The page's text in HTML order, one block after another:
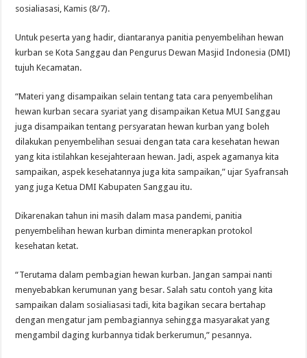
sosialiasasi, Kamis (8/7).
Untuk peserta yang hadir, diantaranya panitia penyembelihan hewan
kurban se Kota Sanggau dan Pengurus Dewan Masjid Indonesia (DMI)
tujuh Kecamatan.
“Materi yang disampaikan selain tentang tata cara penyembelihan
hewan kurban secara syariat yang disampaikan Ketua MUI Sanggau
juga disampaikan tentang persyaratan hewan kurban yang boleh
dilakukan penyembelihan sesuai dengan tata cara kesehatan hewan
yang kita istilahkan kesejahteraan hewan. Jadi, aspek agamanya kita
sampaikan, aspek kesehatannya juga kita sampaikan,” ujar Syafransah
yang juga Ketua DMI Kabupaten Sanggau itu.
Dikarenakan tahun ini masih dalam masa pandemi, panitia
penyembelihan hewan kurban diminta menerapkan protokol
kesehatan ketat.
“Terutama dalam pembagian hewan kurban. Jangan sampai nanti
menyebabkan kerumunan yang besar. Salah satu contoh yang kita
sampaikan dalam sosialiasasi tadi, kita bagikan secara bertahap
dengan mengatur jam pembagiannya sehingga masyarakat yang
mengambil daging kurbannya tidak berkerumun,” pesannya.